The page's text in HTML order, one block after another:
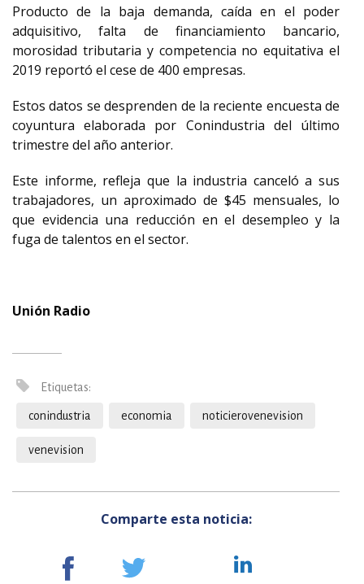
Producto de la baja demanda, caída en el poder
adquisitivo, falta de financiamiento bancario,
morosidad tributaria y competencia no equitativa el
2019 reportó el cese de 400 empresas.
Estos datos se desprenden de la reciente encuesta de
coyuntura elaborada por Conindustria del último
trimestre del año anterior.
Este informe, refleja que la industria canceló a sus
trabajadores, un aproximado de $45 mensuales, lo
que evidencia una reducción en el desempleo y la
fuga de talentos en el sector.
Unión Radio
Etiquetas:
conindustria economia noticierovenevision
venevision
Comparte esta noticia: